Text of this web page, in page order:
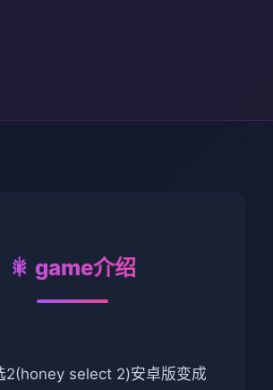
🎇 game介绍
2(honey select 2)安卓版变成